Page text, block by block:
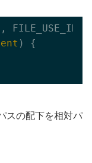
) {
スの配下を相対パ